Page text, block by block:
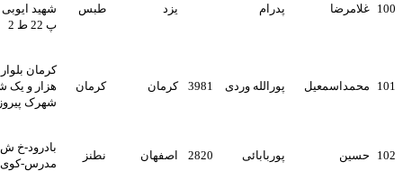
پدرام یزد طبس
شهید ایوبی بنفشه یکم شرقی
پورالله وردی 3981 کرمان کرمان
کرمان بلوار جمهوری انتهای
هزار و یک شب بلوار نصر
شهرک پیروزی بلوک36 ط3
پوربابائی 2820 اصفهان نطنز
بادرود-خ ش منتظری-خ
مدرس-کوی رز-پ8